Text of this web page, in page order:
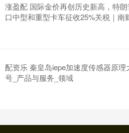
涨盈配 国际金价再创历史新高，特
口中型和重型卡车征收25%关税｜南
配资乐 秦皇岛iepe加速度传感器原理
号_产品与服务_领域